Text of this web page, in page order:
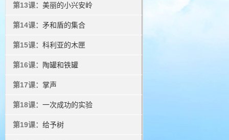
第13课： 美丽的小兴安岭
第14课： 矛和盾的集合
第15课： 科利亚的木匣
第16课： 陶罐和铁罐
第17课： 掌声
第18课： 一次成功的实验
第19课： 给予树